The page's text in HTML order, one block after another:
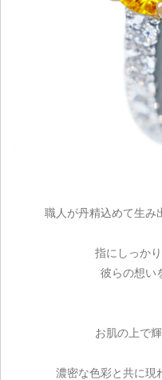
職人が丹精込めて生み
指にしっか
彼らの想い
お肌の上で
濃密な色彩と共に現